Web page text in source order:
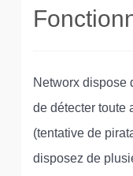
Networx dispose
de détecter toute
(tentative de
disposez de